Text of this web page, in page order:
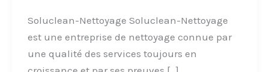
Soluclean-Nettoyage Soluclean-Nettoyage
est une entreprise de nettoyage connue par
une qualité des services toujours en